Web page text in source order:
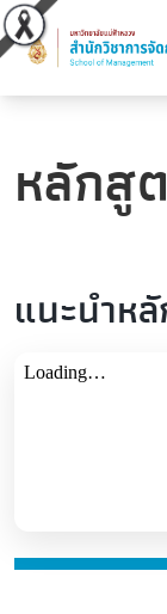
หลักสู
แนะนำห